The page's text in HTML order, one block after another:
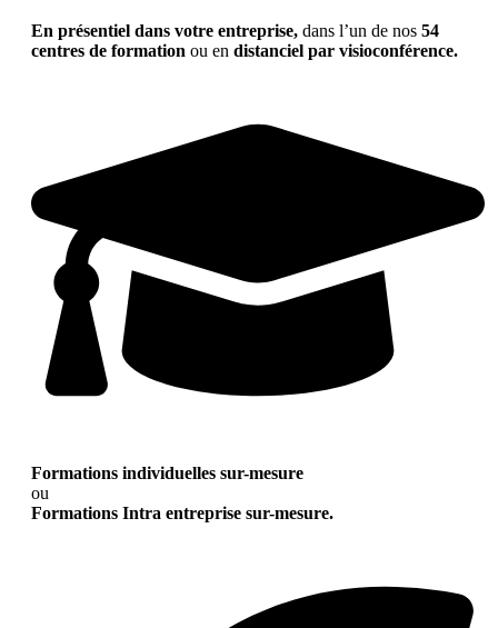
En présentiel dans votre entreprise, dans l’un de nos 54
centres de formation ou en distanciel par visioconférence.
Formations individuelles sur-mesure
ou
Formations Intra entreprise sur-mesure.